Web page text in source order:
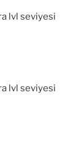
lvl seviyesi
lvl seviyesi